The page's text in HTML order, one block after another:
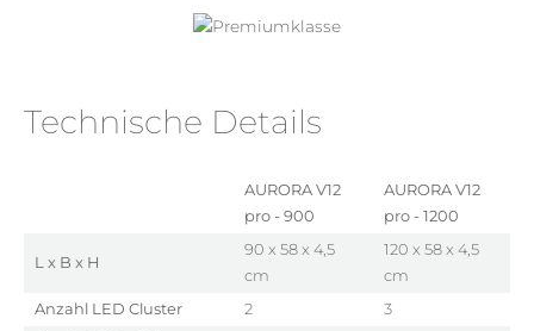
Technische Details
AURORA V12
pro - 900
AURORA V12
pro - 1200
L x B x H
90 x 58 x 4,5
cm
120 x 58 x 4,5
cm
Anzahl LED Cluster
2 3